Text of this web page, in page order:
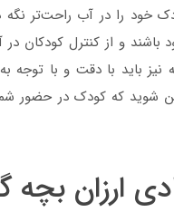
خود را در آب راحت‌تر نگه
و از کنترل کودکان
نیز باید با دقت و با توجه
شوید که کودک در حضور
ارزان بچه